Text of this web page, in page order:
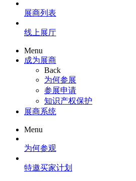
展商列表
线上展厅
Menu
成为展商
Back
为何参展
参展申请
知识产权保护
展商系统
Menu
为何参观
特邀买家计划